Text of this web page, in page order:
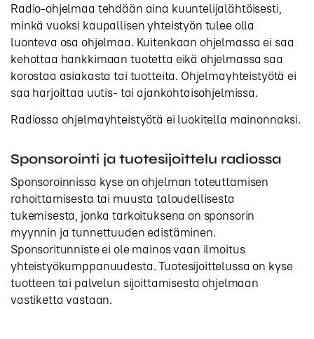
Radio-ohjelmaa tehdään aina kuuntelijalähtöisesti,
minkä vuoksi kaupallisen yhteistyön tulee olla
luonteva osa ohjelmaa. Kuitenkaan ohjelmassa ei saa
kehottaa hankkimaan tuotetta eikä ohjelmassa saa
korostaa asiakasta tai tuotteita. Ohjelmayhteistyötä ei
saa harjoittaa uutis- tai ajankohtaisohjelmissa.
Radiossa ohjelmayhteistyötä ei luokitella mainonnaksi.
Sponsorointi ja tuotesijoittelu radiossa
Sponsoroinnissa kyse on ohjelman toteuttamisen
rahoittamisesta tai muusta taloudellisesta
tukemisesta, jonka tarkoituksena on sponsorin
myynnin ja tunnettuuden edistäminen.
Sponsoritunniste ei ole mainos vaan ilmoitus
yhteistyökumppanuudesta. Tuotesijoittelussa on kyse
tuotteen tai palvelun sijoittamisesta ohjelmaan
vastiketta vastaan.